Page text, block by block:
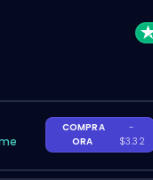
COMPRA
ORA
-
$3.32